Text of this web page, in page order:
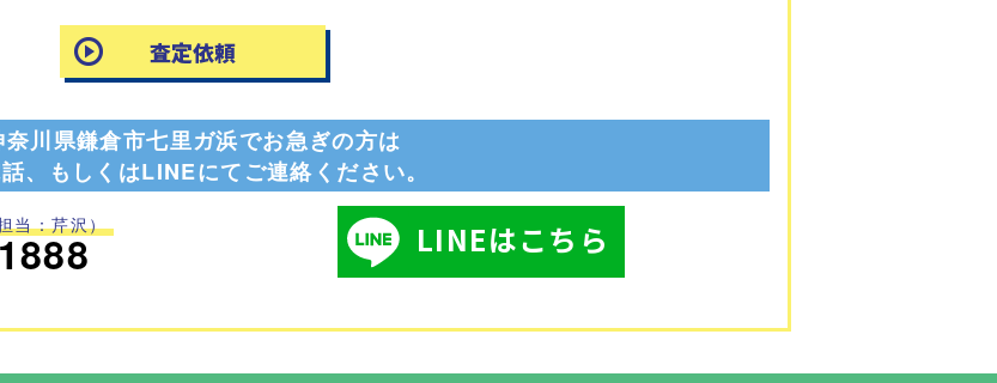
奈川県鎌倉市七里ガ浜でお急ぎの方は
、もしくはLINEにてご連絡ください。
当：芹沢） LINEはこちら